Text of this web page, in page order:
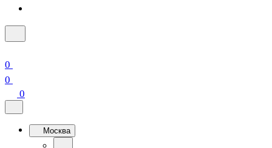
0
0
0
Москва